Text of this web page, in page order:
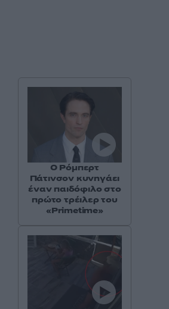
Ο Ρόμπερτ
Πάτινσον κυνηγάει
έναν παιδόφιλο στο
πρώτο τρέιλερ του
«Primetime»